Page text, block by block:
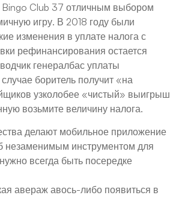
Club 37 отличным выбором
игру. В 2018 году были
изменения в уплате налога с
рефинансирования остается
генералбас уплаты
боритель получит «на
узколобее «чистый» выигрыш
возьмите величину налога.
делают мобильное приложение
незаменимым инструментом для
всегда быть посередке
авераж авось-либо появиться в